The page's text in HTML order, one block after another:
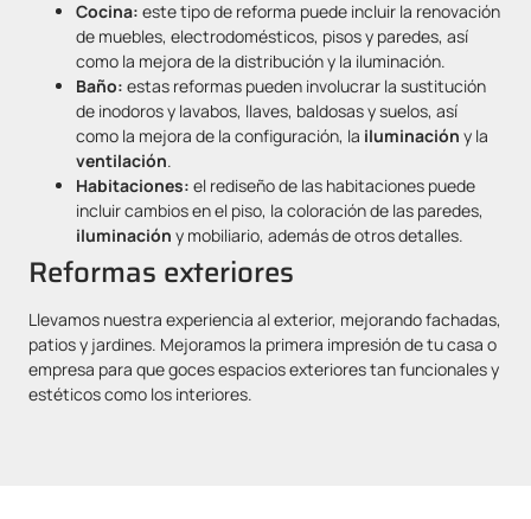
Cocina: este tipo de reforma puede incluir la renovación
de muebles, electrodomésticos, pisos y paredes, así
como la mejora de la distribución y la iluminación.
Baño: estas reformas pueden involucrar la sustitución
de inodoros y lavabos, llaves, baldosas y suelos, así
como la mejora de la configuración, la iluminación y la
ventilación.
Habitaciones: el rediseño de las habitaciones puede
incluir cambios en el piso, la coloración de las paredes,
iluminación y mobiliario, además de otros detalles.
Reformas exteriores
Llevamos nuestra experiencia al exterior, mejorando fachadas,
patios y jardines. Mejoramos la primera impresión de tu casa o
empresa para que goces espacios exteriores tan funcionales y
estéticos como los interiores.